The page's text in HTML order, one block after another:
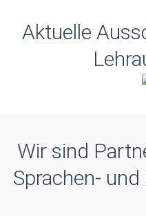
Aktuelle
Wir sind
Sprachen-